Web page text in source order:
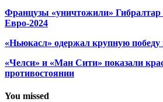
Французы «уничтожили» Гибралтар
Евро-2024
«Ньюкасл» одержал крупную победу
«Челси» и «Ман Сити» показали
противостоянии
You missed